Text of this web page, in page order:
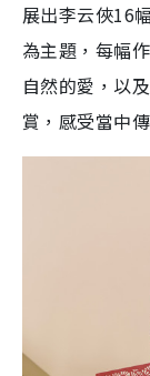
展出李云俠16
為主題，每幅
自然的愛，以
賞，感受當中